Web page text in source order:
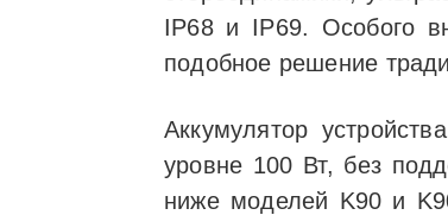
IP68 и IP69. Особого
подобное решение
Аккумулятор
уровне 100 Вт, без
ниже моделей K90 и